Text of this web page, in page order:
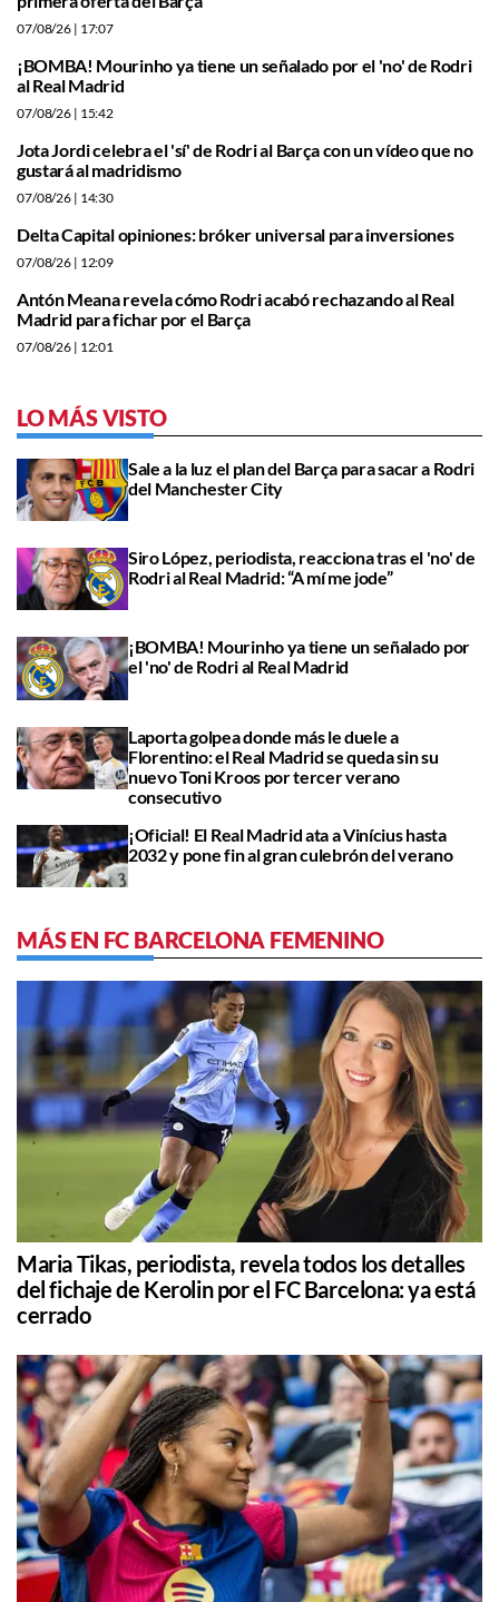
07/08/26 | 17:07
¡BOMBA! Mourinho ya tiene un señalado por el 'no' de Rodri
al Real Madrid
07/08/26 | 15:42
Jota Jordi celebra el 'sí' de Rodri al Barça con un vídeo que no
gustará al madridismo
07/08/26 | 14:30
Delta Capital opiniones: bróker universal para inversiones
07/08/26 | 12:09
Antón Meana revela cómo Rodri acabó rechazando al Real
Madrid para fichar por el Barça
07/08/26 | 12:01
LO MÁS VISTO
Sale a la luz el plan del Barça para sacar a Rodri
del Manchester City
Siro López, periodista, reacciona tras el 'no' de
Rodri al Real Madrid: “A mí me jode”
¡BOMBA! Mourinho ya tiene un señalado por
el 'no' de Rodri al Real Madrid
Laporta golpea donde más le duele a
Florentino: el Real Madrid se queda sin su
nuevo Toni Kroos por tercer verano
consecutivo
¡Oficial! El Real Madrid ata a Vinícius hasta
2032 y pone fin al gran culebrón del verano
MÁS EN FC BARCELONA FEMENINO
Maria Tikas, periodista, revela todos los detalles
del fichaje de Kerolin por el FC Barcelona: ya está
cerrado